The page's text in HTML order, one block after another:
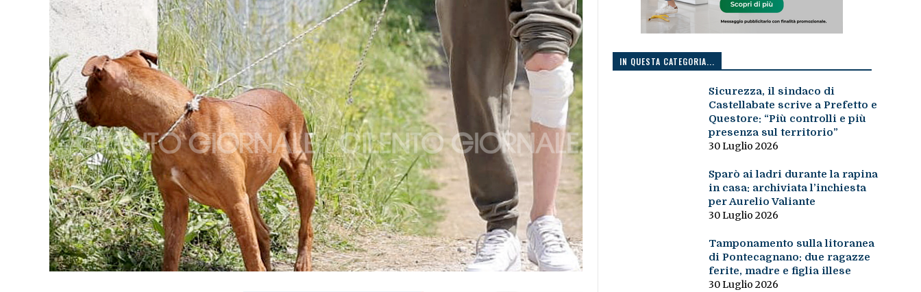
IN QUESTA CATEGORIA...
Sicurezza, il sindaco di
Castellabate scrive a Prefetto e
Questore: “Più controlli e più
presenza sul territorio”
30 Luglio 2026
Sparò ai ladri durante la rapina
in casa: archiviata l’inchiesta
per Aurelio Valiante
30 Luglio 2026
Tamponamento sulla litoranea
di Pontecagnano: due ragazze
ferite, madre e figlia illese
30 Luglio 2026